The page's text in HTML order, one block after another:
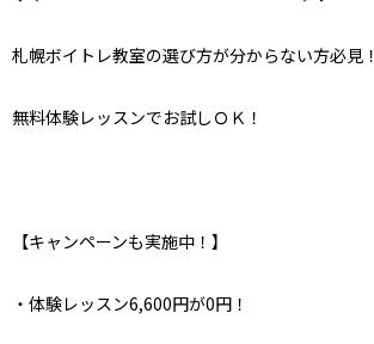
札幌ボイトレ教室の選び方が分からない方必見！
無料体験レッスンでお試しＯＫ！
【キャンペーンも実施中！】
・体験レッスン6,600円が0円！